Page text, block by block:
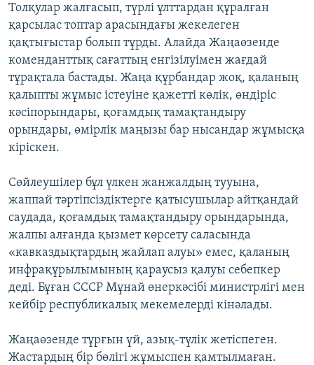
Толқулар жалғасып, түрлі ұлттардан құралған
қарсылас топтар арасындағы жекелеген
қақтығыстар болып тұрды. Алайда Жаңаөзенде
коменданттық сағаттың енгізілуімен жағдай
тұрақтала бастады. Жаңа құрбандар жоқ, қаланың
қалыпты жұмыс істеуіне қажетті көлік, өндіріс
кәсіпорындары, қоғамдық тамақтандыру
орындары, өмірлік маңызы бар нысандар жұмысқа
кіріскен.
Сөйлеушілер бұл үлкен жанжалдың тууына,
жаппай тәртіпсіздіктерге қатысушылар айтқандай
саудада, қоғамдық тамақтандыру орындарында,
жалпы алғанда қызмет көрсету саласында
«кавказдықтардың жайлап алуы» емес, қаланың
инфрақұрылымының қараусыз қалуы себепкер
деді. Бұған СССР Мұнай өнеркәсібі министрлігі мен
кейбір республикалық мекемелерді кінәлады.
Жаңаөзенде тұрғын үй, азық-түлік жетіспеген.
Жастардың бір бөлігі жұмыспен қамтылмаған.